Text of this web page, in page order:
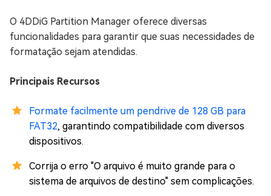
O 4DDiG Partition Manager oferece diversas
funcionalidades para garantir que suas necessidades de
formatação sejam atendidas.
Principais Recursos
Formate facilmente um pendrive de 128 GB para
FAT32, garantindo compatibilidade com diversos
dispositivos.
Corrija o erro "O arquivo é muito grande para o
sistema de arquivos de destino" sem complicações.